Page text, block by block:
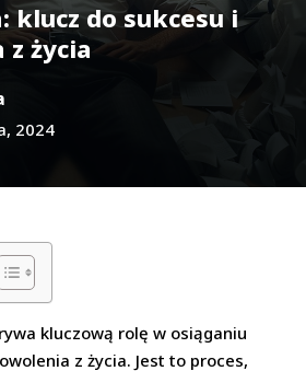
klucz do sukcesu i
życia
2024
kluczową rolę w osiąganiu
z życia. Jest to proces,